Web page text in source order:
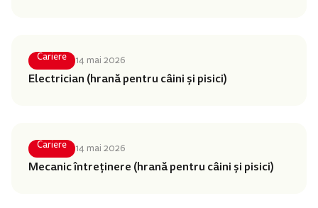
Cariere 14 mai 2026
Electrician (hrană pentru câini și pisici)
Cariere 14 mai 2026
Mecanic întreținere (hrană pentru câini și pisici)